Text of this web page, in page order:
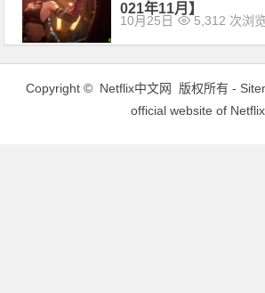
021年11月】
10月25日 5,312 次浏览
Copyright © Netflix中文网 版权所有 -
official website of Netflix.